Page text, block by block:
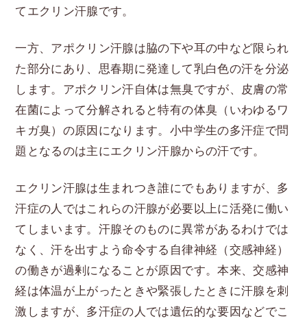
てエクリン汗腺です。
一方、アポクリン汗腺は脇の下や耳の中など限られ
た部分にあり、思春期に発達して乳白色の汗を分泌
します。アポクリン汗自体は無臭ですが、皮膚の常
在菌によって分解されると特有の体臭（いわゆるワ
キガ臭）の原因になります。小中学生の多汗症で問
題となるのは主にエクリン汗腺からの汗です。
エクリン汗腺は生まれつき誰にでもありますが、多
汗症の人ではこれらの汗腺が必要以上に活発に働い
てしまいます。汗腺そのものに異常があるわけでは
なく、汗を出すよう命令する自律神経（交感神経）
の働きが過剰になることが原因です。本来、交感神
経は体温が上がったときや緊張したときに汗腺を刺
激しますが、多汗症の人では遺伝的な要因などでこ